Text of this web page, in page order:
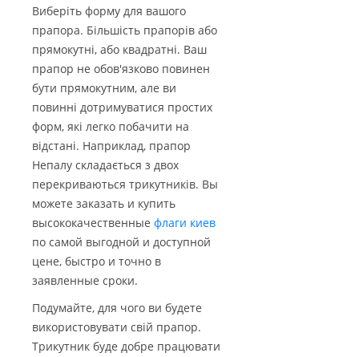
Виберіть форму для вашого
прапора. Більшість прапорів або
прямокутні, або квадратні. Ваш
прапор не обов'язково повинен
бути прямокутним, але ви
повинні дотримуватися простих
форм, які легко побачити на
відстані. Наприклад, прапор
Непалу складається з двох
перекриваються трикутників. Вы
можете заказать и купить
высококачественные флаги киев
по самой выгодной и доступной
цене, быстро и точно в
заявленные сроки.
Подумайте, для чого ви будете
використовувати свій прапор.
Трикутник буде добре працювати